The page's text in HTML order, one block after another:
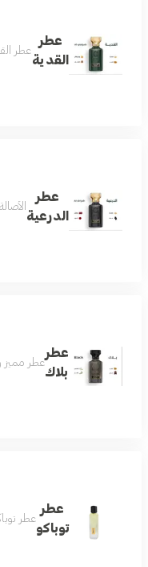
عطر
القدية
عطر
عطر
الدرعية
عطر
بلاك
عطر مميز
عطر
توباكو
عطر